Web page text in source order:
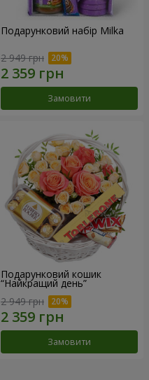
Подарунковий набір Milka
2 949 грн
Замовити
Подарунковий кошик
“Найкращий день”
2 949 грн
Замовити